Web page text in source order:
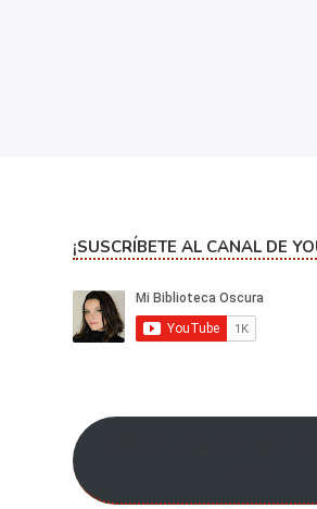
¡SUSCRÍBETE AL CANAL DE